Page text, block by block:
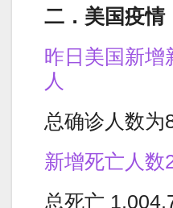
二．美国疫情
昨日美国新增
人
总确诊人数为
新增死亡人数
总死亡